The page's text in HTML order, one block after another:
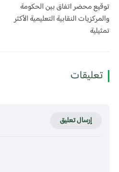
توقيع محضر اتفاق بين الحكومة
والمركزيات النقابية التعليمية الأكثر
تمثيلية
تعليقات
إرسال تعليق